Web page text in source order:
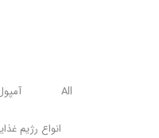
All
انواع رژیم